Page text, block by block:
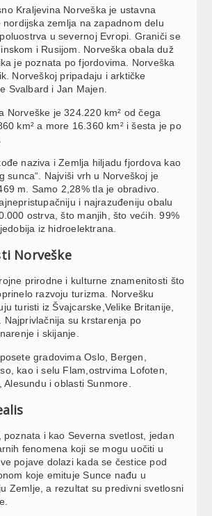
Kraljevina Norveška je ustavna
nordijska zemlja na zapadnom delu
u severnoj Evropi. Graniči se
i Rusijom. Norveška obala duž
je poznata po fjordovima. Norveška
Norveškoj pripadaju i arktičke
Svalbard i Jan Majen.
Norveške je 324.220 km² od čega
km² a more 16.360 km² i šesta je po
naziva i Zemlja hiljadu fjordova kao
sunca“. Najviši vrh u Norveškoj je
m. Samo 2,28% tla je obradivo.
i najrazuđeniju obalu
ostrva, što manjih, što većih. 99%
iz hidroelektrana.
Norveške
prirodne i kulturne znamenitosti što
razvoju turizma. Norvešku
turisti iz Švajcarske,Velike Britanije,
Najprivlačnija su krstarenja po
i skijanje.
gradovima Oslo, Bergen,
kao i selu Flam,ostrvima Lofoten,
i oblasti Sunmore.
poznata i kao Severna svetlost, jedan
fenomena koji se mogu uočiti u
pojave dolazi kada se čestice pod
koje emituje Sunce nađu u
Zemlje, a rezultat su predivni svetlosni